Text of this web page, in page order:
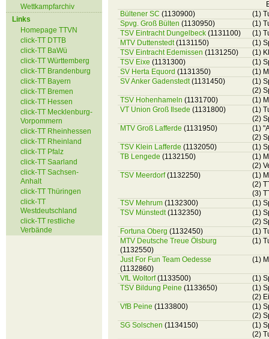
Wettkampfarchiv
Links
Homepage TTVN
click-TT DTTB
click-TT BaWü
click-TT Württemberg
click-TT Brandenburg
click-TT Bayern
click-TT Bremen
click-TT Hessen
click-TT Mecklenburg-
Vorpommern
click-TT Rheinhessen
click-TT Rheinland
click-TT Pfalz
click-TT Saarland
click-TT Sachsen-
Anhalt
click-TT Thüringen
click-TT
Westdeutschland
click-TT restliche
Verbände
Bültener SC (1130900)
(1)
Spvg. Groß Bülten (1130950)
(1)
TSV Eintracht Dungelbeck (1131100)
(1)
MTV Duttenstedt(1131150)
(1)
TSV Eintracht Edemissen (1131250)
(1)
TSV Eixe (1131300)
(1)
SV Herta Equord (1131350)
(1)
SV Anker Gadenstedt(1131450)
(1)
(2)
TSV Hohenhameln (1131700)
(1)
VT Union Groß Ilsede (1131800)
(1)
(2)
MTV Groß Lafferde (1131950)
(1)
(2)
TSV Klein Lafferde (1132050)
(1)
TB Lengede (1132150)
(1)
(2)
TSV Meerdorf(1132250)
(1)
(2)
(3)
TSV Mehrum (1132300)
(1)
TSV Münstedt(1132350)
(1)
(2)
Fortuna Oberg (1132450)
(1)
MTV Deutsche Treue Ölsburg
(1132550)
(1)
Just For Fun Team Oedesse
(1132860)
(1)
VfL Woltorf(1133500)
(1)
TSV Bildung Peine (1133650)
(1)
(2)
VfB Peine (1133800)
(1)
(2)
SG Solschen (1134150)
(1)
(2)